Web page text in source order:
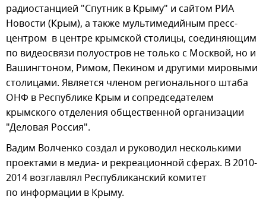
радиостанцией "Спутник в Крыму" и сайтом РИА
Новости (Крым), а также мультимедийным пресс-
центром в центре крымской столицы, соединяющим
по видеосвязи полуостров не только с Москвой, но и
Вашингтоном, Римом, Пекином и другими мировыми
столицами. Является членом регионального штаба
ОНФ в Республике Крым и сопредседателем
крымского отделения общественной организации
"Деловая Россия".
Вадим Волченко создал и руководил несколькими
проектами в медиа- и рекреационной сферах. В 2010-
2014 возглавлял Республиканский комитет
по информации в Крыму.